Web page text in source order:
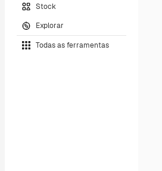
Stock
Explorar
Todas as ferramentas